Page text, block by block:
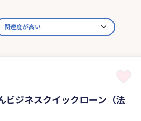
ビジネスクイックローン（法